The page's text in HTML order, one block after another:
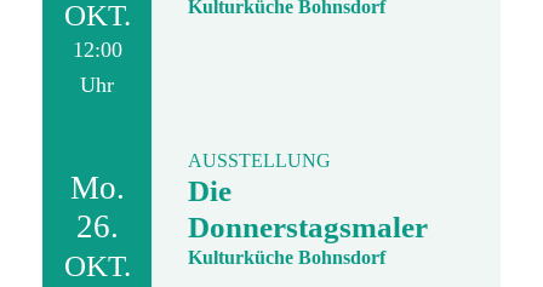
OKT.
12:00
Uhr
Kulturküche Bohnsdorf
Mo.
26.
OKT.
AUSSTELLUNG
Die
Donnerstagsmaler
Kulturküche Bohnsdorf